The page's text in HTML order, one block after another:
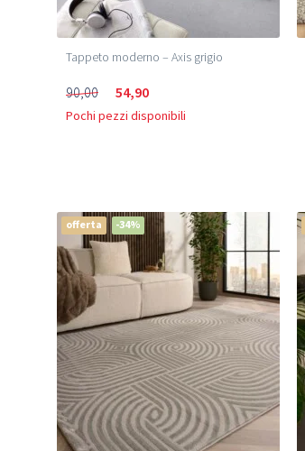
Tappeto moderno – Axis grigio
90,00 54,90
Pochi pezzi disponibili
offerta -34%